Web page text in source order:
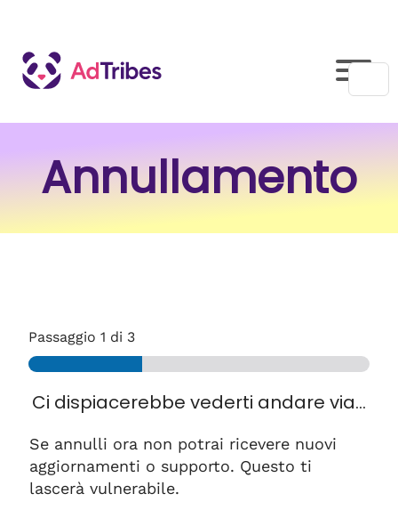
Annullamento
Passaggio 1 di 3
Ci dispiacerebbe vederti andare via…
Se annulli ora non potrai ricevere nuovi
aggiornamenti o supporto. Questo ti
lascerà vulnerabile.